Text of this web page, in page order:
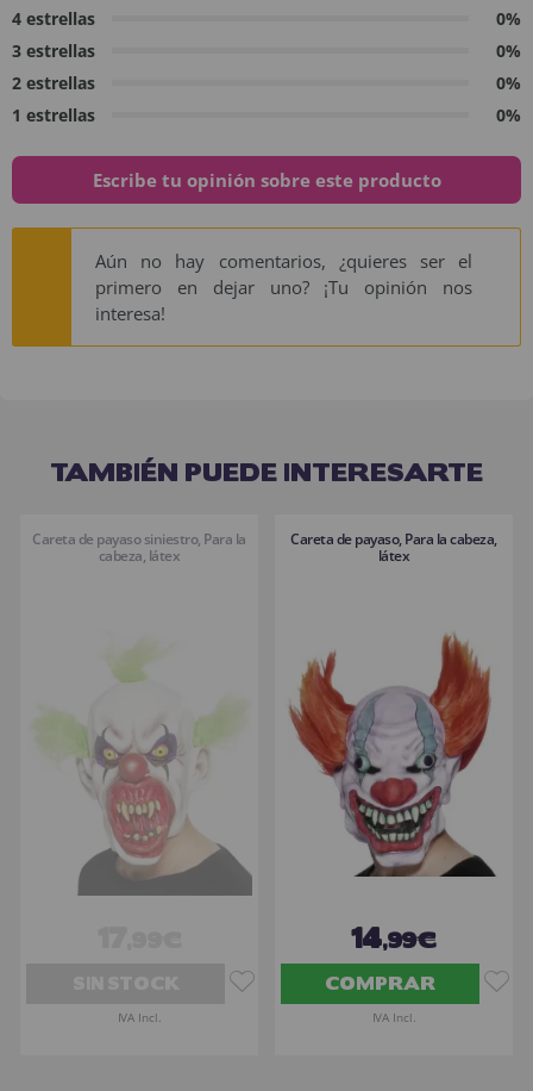
4 estrellas
0%
3 estrellas
0%
2 estrellas
0%
1 estrellas
0%
Escribe tu opinión sobre este producto
Aún no hay comentarios, ¿quieres ser el
primero en dejar uno? ¡Tu opinión nos
interesa!
TAMBIÉN PUEDE INTERESARTE
Careta de payaso siniestro, Para la
cabeza, látex
IVA Incl.
Careta de payaso, Para la cabeza,
látex
14,99€
COMPRAR
IVA Incl.